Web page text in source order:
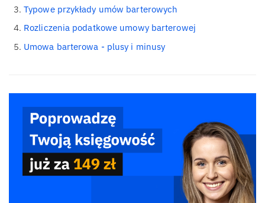
Typowe przykłady umów barterowych
Rozliczenia podatkowe umowy barterowej
Umowa barterowa - plusy i minusy